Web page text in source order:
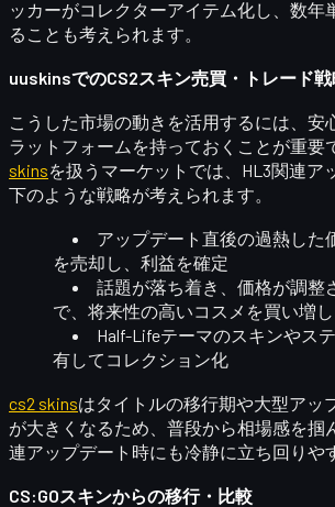
ッカーがコレクターアイテム化し、数年
ることも考えられます。
uuskinsでのCS2スキン売買・トレード
こうした市場の動きを活用するには、 安
ラットフォーム を持っておくことが重要
skinsを扱うマーケットでは、HL3関連ア
下のような戦略が考えられます。
アップデート直後の過熱した
を売却 し、利益を確定
話題が落ち着き、価格が調整
で、 将来性の高いコスメを買い増し
Half-Lifeテーマのスキンやス
有してコレクション化
cs2 skinsはタイトルの移行期や大型アッ
が大きくなるため、普段から相場感を掴
連アップデート時にも冷静に立ち回りや
CS:GOスキンからの移行・比較